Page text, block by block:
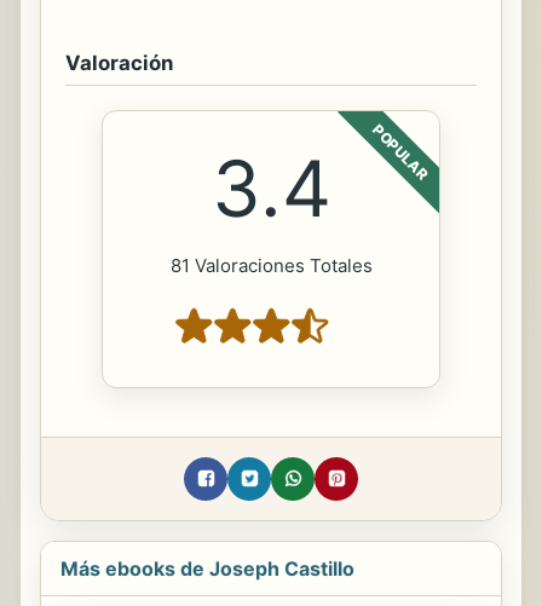
Valoración
POPULAR
3.4
81 Valoraciones Totales
Más ebooks de Joseph Castillo